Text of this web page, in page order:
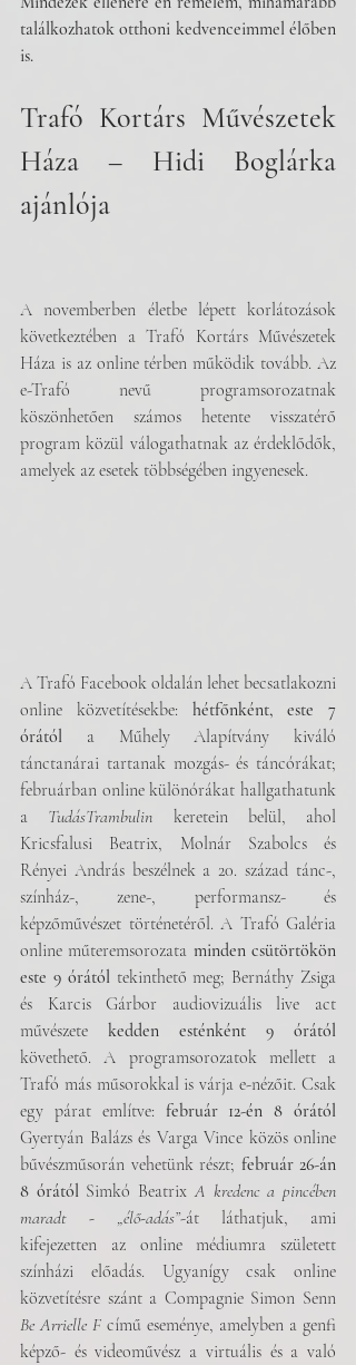
találkozhatok otthoni kedvenceimmel élőben
is.
Trafó Kortárs Művészetek
Háza – Hidi Boglárka
ajánlója
A novemberben életbe lépett korlátozások
következtében a Trafó Kortárs Művészetek
Háza is az online térben működik tovább. Az
e-Trafó nevű programsorozatnak
köszönhetően számos hetente visszatérő
program közül válogathatnak az érdeklődők,
amelyek az esetek többségében ingyenesek.
A Trafó Facebook oldalán lehet becsatlakozni
online közvetítésekbe: hétfőnként, este 7
órától a Műhely Alapítvány kiváló
tánctanárai tartanak mozgás- és táncórákat;
februárban online különórákat hallgathatunk
a TudásTrambulin keretein belül, ahol
Kricsfalusi Beatrix, Molnár Szabolcs és
Rényei András beszélnek a 20. század tánc-,
színház-, zene-, performansz- és
képzőművészet történetéről. A Trafó Galéria
online műteremsorozata minden csütörtökön
este 9 órától tekinthető meg; Bernáthy Zsiga
és Karcis Gárbor audiovizuális live act
művészete kedden esténként 9 órától
követhető. A programsorozatok mellett a
Trafó más műsorokkal is várja e-nézőit. Csak
egy párat említve: február 12-én 8 órától
Gyertyán Balázs és Varga Vince közös online
bűvészműsorán vehetünk részt; február 26-án
8 órától Simkó Beatrix A kredenc a pincében
maradt - „élő-adás”-át láthatjuk, ami
kifejezetten az online médiumra született
színházi előadás. Ugyanígy csak online
Be Arrielle F című eseménye, amelyben a genfi
képző- és videoművész a virtuális és a való